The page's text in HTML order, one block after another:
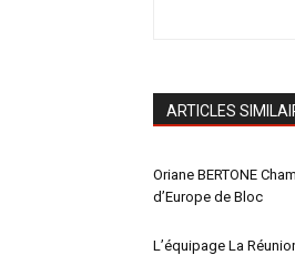
ARTICLES
Oriane BERTONE
d’Europe de Bloc
L’équipage La